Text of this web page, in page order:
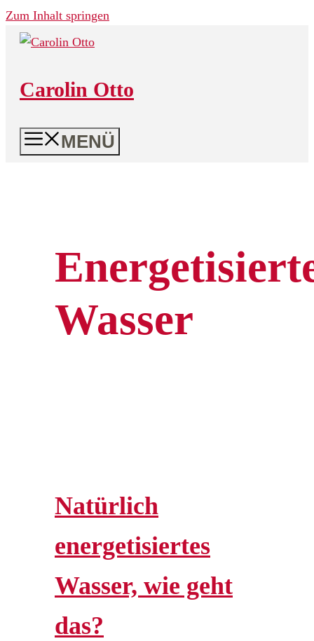
Zum Inhalt springen
Carolin Otto
MENÜ
Wasser
Natürlich
energetisiertes
Wasser, wie geht
das?